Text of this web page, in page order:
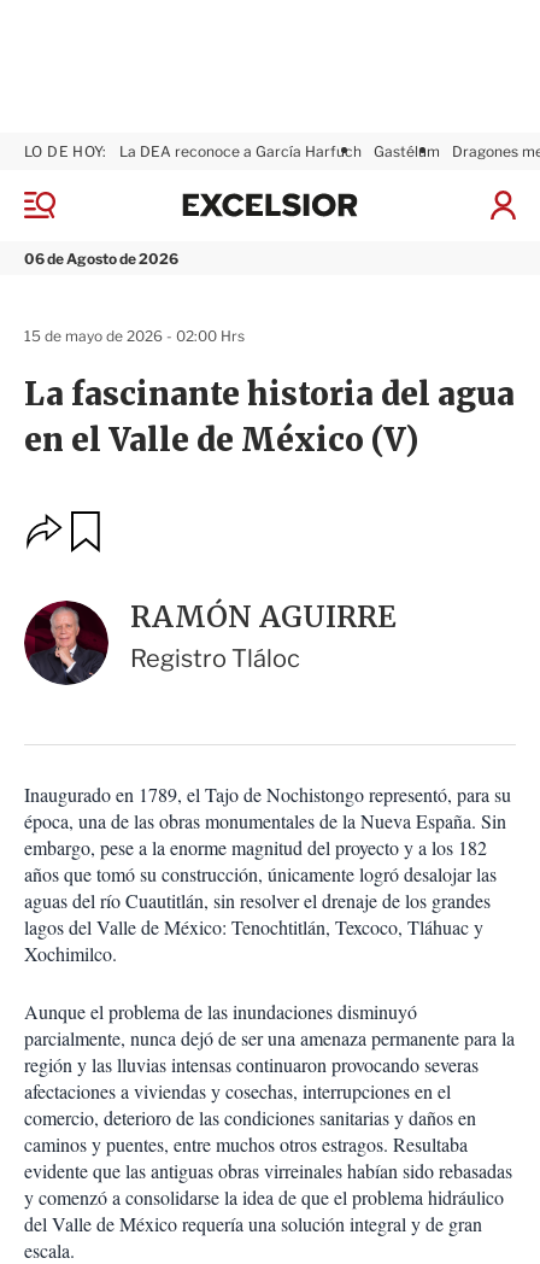
M
n
06 de Agosto de 2026
LO DE HOY: La DEA reconoce a García Harfuch Gastélum Dragones
I
e
x
La fascinante historia del agua
en el Valle de México (V)
15 de mayo de 2026 - 02:00 Hrs
O
p
o
n
e
s
c
m
p
a
t
i
r
a
r
RAMÓN AGUIRRE
Registro Tláloc
Inaugurado en 1789, el Tajo de Nochistongo representó, para su
época, una de las obras monumentales de la Nueva España. Sin
embargo, pese a la enorme magnitud del proyecto y a los 182
años que tomó su construcción, únicamente logró desalojar las
aguas del río Cuautitlán, sin resolver el drenaje de los grandes
lagos del Valle de México: Tenochtitlán, Texcoco, Tláhuac y
Xochimilco.
Aunque el problema de las inundaciones disminuyó
parcialmente, nunca dejó de ser una amenaza permanente para la
región y las lluvias intensas continuaron provocando severas
afectaciones a viviendas y cosechas, interrupciones en el
comercio, deterioro de las condiciones sanitarias y daños en
caminos y puentes, entre muchos otros estragos. Resultaba
evidente que las antiguas obras virreinales habían sido rebasadas
y comenzó a consolidarse la idea de que el problema hidráulico
del Valle de México requería una solución integral y de gran
escala.